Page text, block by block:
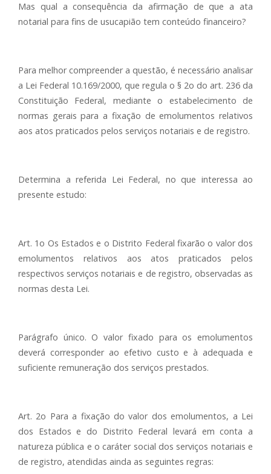
Mas qual a consequência da afirmação de que a ata
notarial para fins de usucapião tem conteúdo financeiro?
Para melhor compreender a questão, é necessário analisar
a Lei Federal 10.169/2000, que regula o § 2o do art. 236 da
Constituição Federal, mediante o estabelecimento de
normas gerais para a fixação de emolumentos relativos
aos atos praticados pelos serviços notariais e de registro.
Determina a referida Lei Federal, no que interessa ao
presente estudo:
Art. 1o Os Estados e o Distrito Federal fixarão o valor dos
emolumentos relativos aos atos praticados pelos
respectivos serviços notariais e de registro, observadas as
normas desta Lei.
Parágrafo único. O valor fixado para os emolumentos
deverá corresponder ao efetivo custo e à adequada e
suficiente remuneração dos serviços prestados.
Art. 2o Para a fixação do valor dos emolumentos, a Lei
dos Estados e do Distrito Federal levará em conta a
natureza pública e o caráter social dos serviços notariais e
de registro, atendidas ainda as seguintes regras: